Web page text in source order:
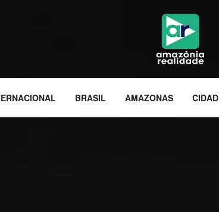
BRASIL AMAZONAS